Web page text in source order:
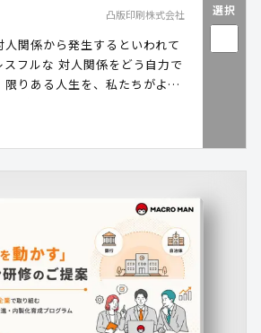
凸版印刷株式会社
関係から発生するといわれて
フルな 対人関係をどう自力で
りある人生を、私たちがより
はどうしたらいいのか。アドラ
た本eラーニングを通じて、
選択